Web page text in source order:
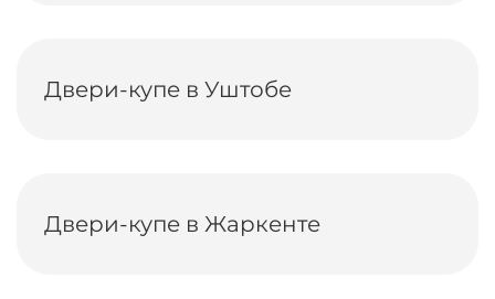
Двери-купе в Уштобе
Двери-купе в Жаркенте